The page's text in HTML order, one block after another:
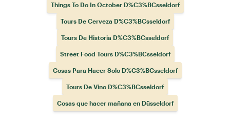
Things To Do In October D%C3%BCsseldorf
Tours De Cerveza D%C3%BCsseldorf
Tours De Historia D%C3%BCsseldorf
Street Food Tours D%C3%BCsseldorf
Cosas Para Hacer Solo D%C3%BCsseldorf
Tours De Vino D%C3%BCsseldorf
Cosas que hacer mañana en Düsseldorf